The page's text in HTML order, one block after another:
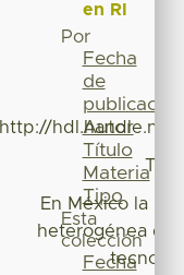
http://
En México la
heterogénea
en RI
Por
Fecha
de
publicación
Autor
Título
Materia
Tipo
Esta
colección
Fecha